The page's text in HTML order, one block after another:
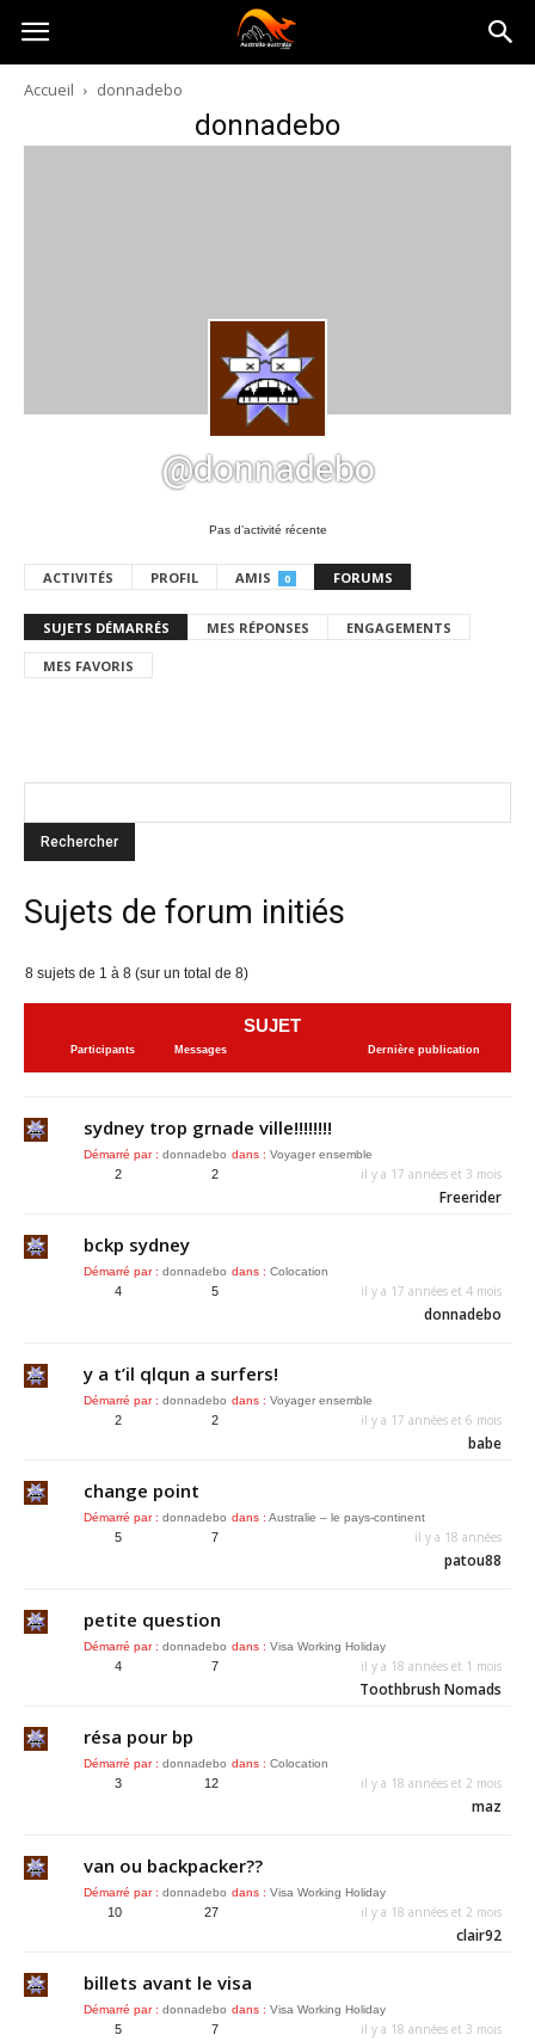
Australia-
australie.com
Accueil donnadebo
donnadebo
@donnadebo
Pas d’activité récente
ACTIVITÉS PROFIL AMIS 0 FORUMS
SUJETS DÉMARRÉS MES RÉPONSES ENGAGEMENTS
MES FAVORIS
Sujets de forum initiés
8 sujets de 1 à 8 (sur un total de 8)
SUJET
Participants Messages Dernière publication
sydney trop grnade ville!!!!!!!!
Démarré par : donnadebo dans : Voyager ensemble
2 2 il y a 17 années et 3 mois
Freerider
bckp sydney
Démarré par : donnadebo dans : Colocation
4 5 il y a 17 années et 4 mois
donnadebo
y a t’il qlqun a surfers!
Démarré par : donnadebo dans : Voyager ensemble
2 2 il y a 17 années et 6 mois
babe
change point
Démarré par : donnadebo dans : Australie – le pays-continent
5 7 il y a 18 années
patou88
petite question
Démarré par : donnadebo dans : Visa Working Holiday
4 7 il y a 18 années et 1 mois
Toothbrush Nomads
résa pour bp
Démarré par : donnadebo dans : Colocation
3 12 il y a 18 années et 2 mois
maz
van ou backpacker??
Démarré par : donnadebo dans : Visa Working Holiday
10 27 il y a 18 années et 2 mois
clair92
billets avant le visa
Démarré par : donnadebo dans : Visa Working Holiday
5 7 il y a 18 années et 3 mois